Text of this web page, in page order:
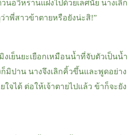
นอวี้หรานแฝงไปด้วยเลศนัย นางเลิก
าพี่สาวข้าตายหรือยังน่ะสิ!”
เย็นยะเยือกเหมือนน้ำที่จับตัวเป็นน้ำ
ก็มิปาน นางจึงเลิกคิ้วขึ้นและพูดอย่าง
ใจได้ ต่อให้เจ้าตายไปแล้ว ข้าก็จะยัง